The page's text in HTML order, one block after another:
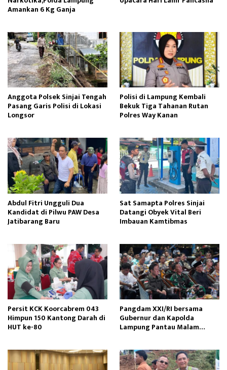
Amankan 6 Kg Ganja
Anggota Polsek Sinjai Tengah
Pasang Garis Polisi di Lokasi
Longsor
Polisi di Lampung Kembali
Bekuk Tiga Tahanan Rutan
Polres Way Kanan
Abdul Fitri Ungguli Dua
Kandidat di Pilwu PAW Desa
Jatibarang Baru
Sat Samapta Polres Sinjai
Datangi Obyek Vital Beri
Imbauan Kamtibmas
Persit KCK Koorcabrem 043
Himpun 150 Kantong Darah di
HUT ke-80
Pangdam XXI/RI bersama
Gubernur dan Kapolda
Lampung Pantau Malam